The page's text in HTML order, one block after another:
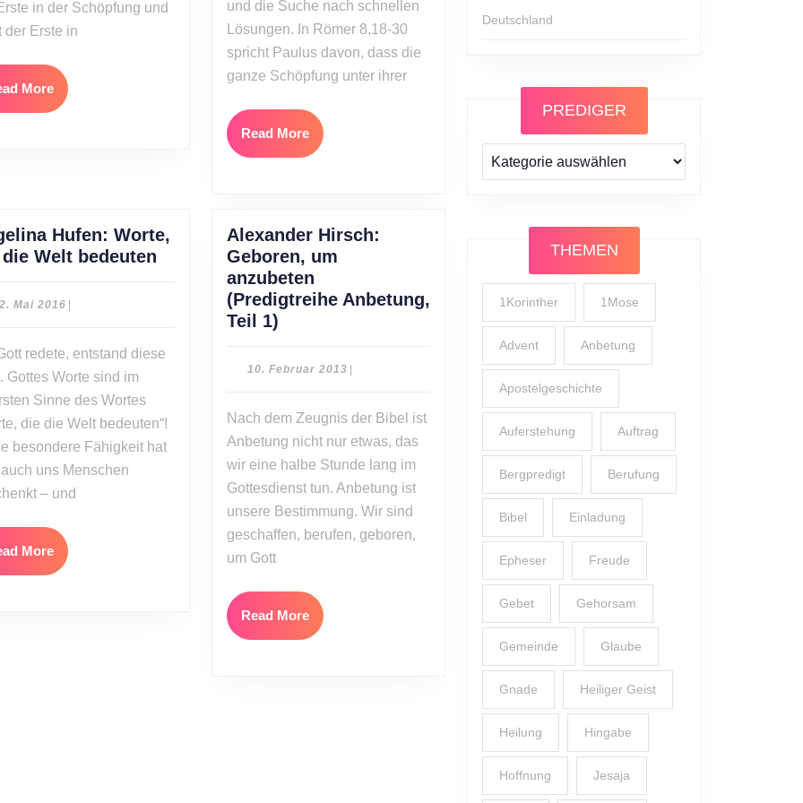
in der Schöpfung und
der Erste in
MoreRead
More
und die Suche nach schnellen
Lösungen. In Römer 8,18-30
spricht Paulus davon, dass die
ganze Schöpfung unter ihrer
Read MoreRead
More
Hufen: Worte,
Welt bedeutenAngelina
Welt
Mai 201622.
redete, entstand diese
Gottes Worte sind im
Sinne des Wortes
die die Welt bedeuten“!
besondere Fähigkeit hat
uns Menschen
– und
MoreRead
More
Alexander Hirsch:
Geboren, um
anzubeten
(Predigtreihe Anbetung,
Teil 1)Alexander
Geboren,
(Predigtreihe
Anbetung,
Teil
1)
10. Februar 201310.
Nach dem Zeugnis der Bibel ist
Anbetung nicht nur etwas, das
wir eine halbe Stunde lang im
Gottesdienst tun. Anbetung ist
unsere Bestimmung. Wir sind
geschaffen, berufen, geboren,
um Gott
Read MoreRead
More
Deutschland
PREDIGER
Prediger
THEMEN
1Korinther 1Mose
Advent Anbetung
Apostelgeschichte
Auferstehung Auftrag
Bergpredigt Berufung
Bibel Einladung
Epheser Freude
Gebet Gehorsam
Gemeinde Glaube
Gnade Heiliger Geist
Heilung Hingabe
Hoffnung Jesaja